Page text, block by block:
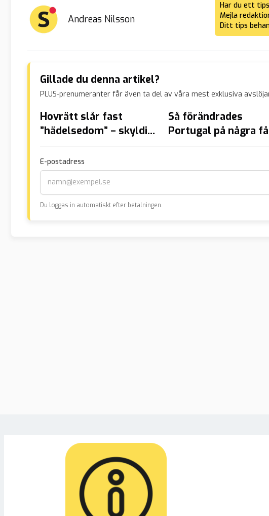
Andreas Nilsson
Har du ett
Mejla
Ditt tips
Gillade du denna artikel?
PLUS-prenumeranter får även ta del av våra mest exklusiva
Hovrätt slår fast
”hädelsedom” – skyldig
islamofobi
Så förändrades
Portugal på några
E-postadress
Du loggas in automatiskt efter betalningen.